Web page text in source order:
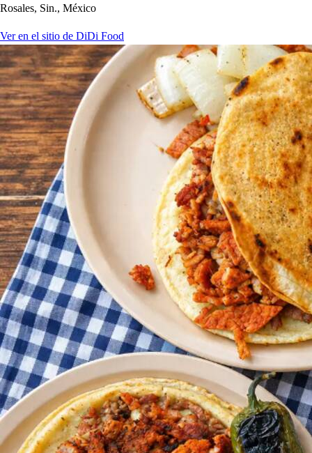
Rosales, Sin., México
Ver en el sitio de DiDi Food